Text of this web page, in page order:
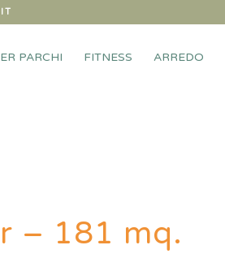
PARCHI FITNESS ARREDO
– 181 mq.